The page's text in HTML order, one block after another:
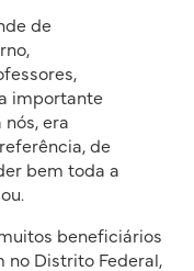
de
importante
nós, era
de
bem toda a
beneficiários
no Distrito Federal,